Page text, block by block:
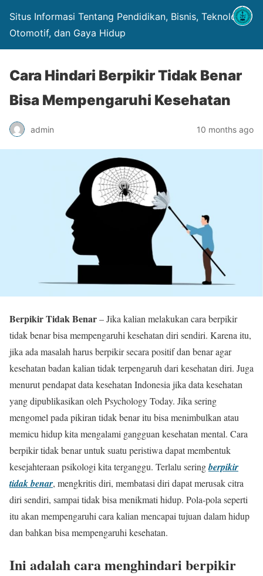
Situs Informasi Tentang Pendidikan, Bisnis, Teknologi,
Otomotif, dan Gaya Hidup
Cara Hindari Berpikir Tidak Benar
Bisa Mempengaruhi Kesehatan
admin 10 months ago
Berpikir Tidak Benar– Jika kalian melakukan cara berpikir
tidak benar bisa mempengaruhi kesehatan diri sendiri. Karena itu,
jika ada masalah harus berpikir secara positif dan benar agar
kesehatan badan kalian tidak terpengaruh dari kesehatan diri. Juga
menurut pendapat data kesehatan Indonesia jika data kesehatan
yang dipublikasikan oleh Psychology Today. Jika sering
mengomel pada pikiran tidak benar itu bisa menimbulkan atau
memicu hidup kita mengalami gangguan kesehatan mental. Cara
berpikir tidak benar untuk suatu peristiwa dapat membentuk
kesejahteraan psikologi kita terganggu. Terlalu seringberpikir
tidak benar, mengkritis diri, membatasi diri dapat merusak citra
diri sendiri, sampai tidak bisa menikmati hidup. Pola-pola seperti
itu akan mempengaruhi cara kalian mencapai tujuan dalam hidup
dan bahkan bisa mempengaruhi kesehatan.
Ini adalah cara menghindari berpikir